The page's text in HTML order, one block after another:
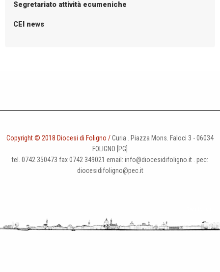
Segretariato attività ecumeniche
CEI news
Copyright © 2018 Diocesi di Foligno /Curia . Piazza Mons. Faloci 3 - 06034
FOLIGNO [PG]
tel. 0742 350473 fax 0742 349021 email: info@diocesidifoligno.it . pec:
diocesidifoligno@pec.it